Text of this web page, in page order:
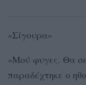
«Σίγουρα»
«Μού φυγες. Θα
παραδέχτηκε ο